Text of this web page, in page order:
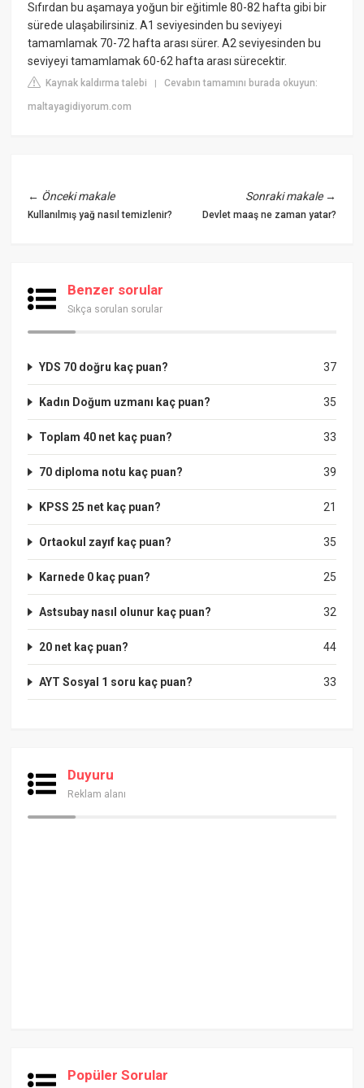
Sıfırdan bu aşamaya yoğun bir eğitimle 80-82 hafta gibi bir
sürede ulaşabilirsiniz. A1 seviyesinden bu seviyeyi
tamamlamak 70-72 hafta arası sürer. A2 seviyesinden bu
seviyeyi tamamlamak 60-62 hafta arası sürecektir.
Kaynak kaldırma talebi |Cevabın tamamını burada okuyun:
maltayagidiyorum.com
← Önceki makale
Kullanılmış yağ nasıl temizlenir?
Sonraki makale→
Devlet maaş ne zaman yatar?
Benzer sorular
Sıkça sorulan sorular
37
YDS 70 doğru kaç puan?
35
Kadın Doğum uzmanı kaç puan?
33
Toplam 40 net kaç puan?
39
70 diploma notu kaç puan?
21
KPSS 25 net kaç puan?
35
Ortaokul zayıf kaç puan?
25
Karnede 0 kaç puan?
32
Astsubay nasıl olunur kaç puan?
44
20 net kaç puan?
33
AYT Sosyal 1 soru kaç puan?
Duyuru
Reklam alanı
Popüler Sorular